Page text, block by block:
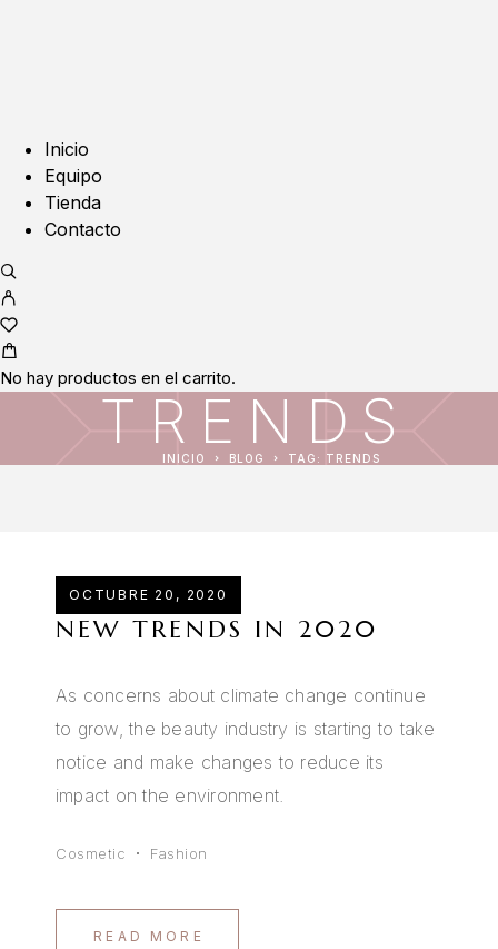
Inicio
Equipo
Tienda
Contacto
No hay productos en el carrito.
TRENDS
INICIO BLOG TAG: TRENDS
OCTUBRE 20, 2020
NEW TRENDS IN 2020
As concerns about climate change continue
to grow, the beauty industry is starting to take
notice and make changes to reduce its
impact on the environment.
Cosmetic Fashion
READ MORE